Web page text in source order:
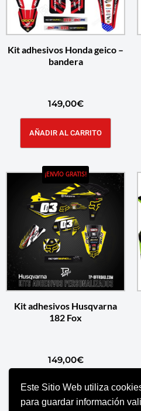
Este Sitio Web utiliza
para guardar información
Kit adhesivos Honda geico –
bandera
149,00€
AÑADIR AL CARRITO
¡ENVÍO GRATIS!
Kit adhesivos Husqvarna
182 Fox
149,00€
AÑADIR AL CARRITO